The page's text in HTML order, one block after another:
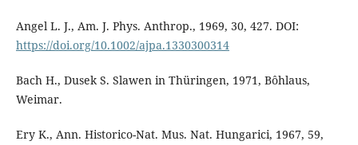
Angel L. J., Am. J. Phys. Anthrop., 1969, 30, 427. DOI:
https://doi.org/10.1002/ajpa.1330300314
Bach H., Dusek S. Slawen in Thüringen, 1971, Bôhlaus,
Weimar.
Ery K., Ann. Historico-Nat. Mus. Nat. Hungarici, 1967, 59,